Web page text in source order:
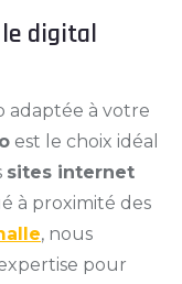
digital
adaptée à votre
est le choix idéal
sites internet
à proximité des
, nous
pour